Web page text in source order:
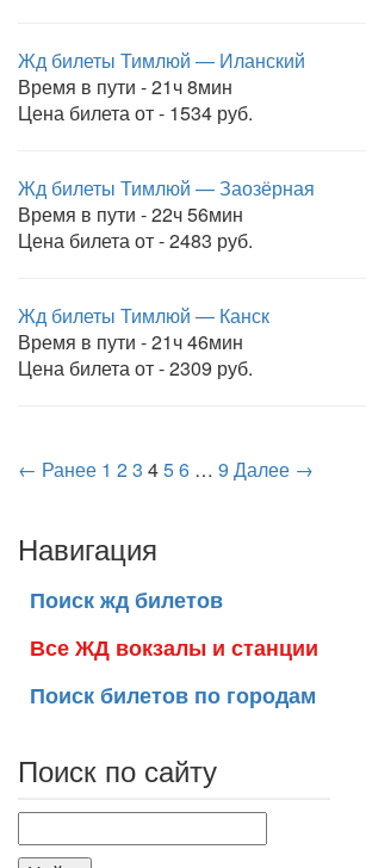
Жд билеты Тимлюй — Иланский
Время в пути - 21ч 8мин
Цена билета от - 1534 руб.
Жд билеты Тимлюй — Заозёрная
Время в пути - 22ч 56мин
Цена билета от - 2483 руб.
Жд билеты Тимлюй — Канск
Время в пути - 21ч 46мин
Цена билета от - 2309 руб.
← Ранее 1 23 456 … 9 Далее →
Навигация
Поиск жд билетов
Все ЖД вокзалы и станции
Поиск билетов по городам
Поиск по сайту